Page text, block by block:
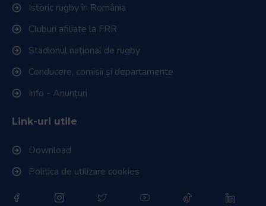
Istoric rugby în România
Cluburi afiliate la FRR
Stadionul național de rugby
Conducere, comisii și departamente
Info - Anunțuri
Link-uri utile
Download
Politica de utilizare cookies